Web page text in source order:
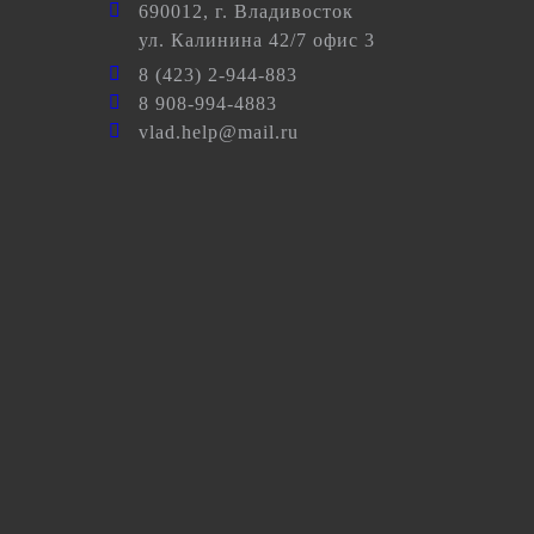
690012, г. Владивосток
ул. Калинина 42/7 офис 3
8 (423) 2-944-883
8 908-994-4883
vlad.help@mail.ru